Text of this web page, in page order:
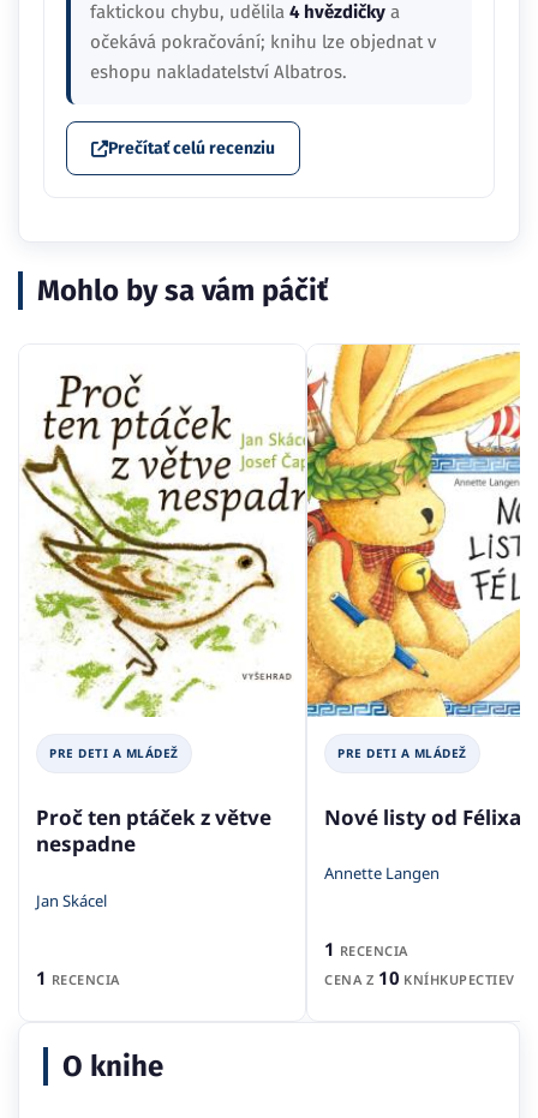
faktickou chybu, udělila 4 hvězdičky a
očekává pokračování; knihu lze objednat v
eshopu nakladatelství Albatros.
Prečítať celú recenziu
Mohlo by sa vám páčiť
PRE DETI A MLÁDEŽ
Proč ten ptáček z větve
nespadne
Jan Skácel
1 RECENCIA
PRE DETI A MLÁDEŽ
Nové listy od Félixa
Annette Langen
1 RECENCIA
CENA Z 10 KNÍHKUPECTIEV
O knihe